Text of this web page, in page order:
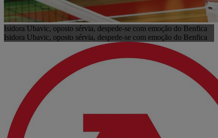
Isidora Ubavic, oposto sérvia, despede-se com emoção do Benfica
Isidora Ubavic, oposto sérvia, despede-se com emoção do Benfica